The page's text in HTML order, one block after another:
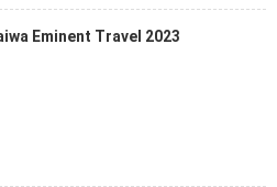
Eminent Travel 2023